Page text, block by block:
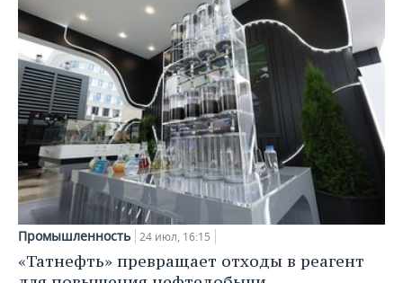
Промышленность 24 июл, 16:15
«Татнефть» превращает отходы в реагент